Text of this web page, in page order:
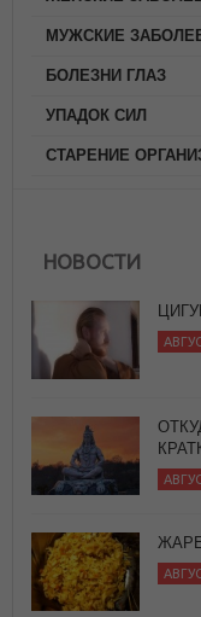
МУЖСКИЕ
БОЛЕЗНИ ГЛАЗ
УПАДОК СИЛ
СТАРЕНИЕ
НОВОСТИ